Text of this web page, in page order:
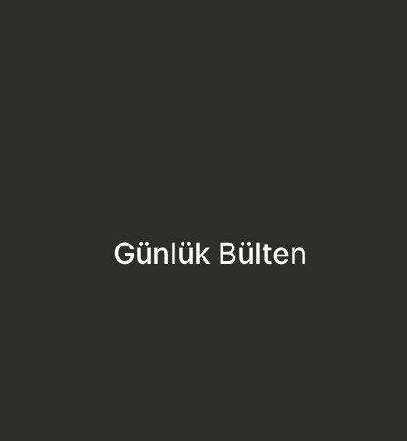
Günlük Bülten